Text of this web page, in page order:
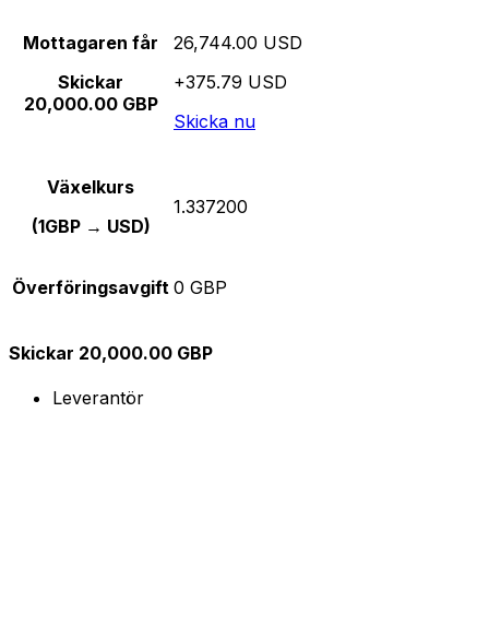
Mottagaren får
Skickar
20,000.00 GBP
26,744.00 USD
+375.79 USD
Skicka nu
Växelkurs
(1GBP → USD)
1.337200
Överföringsavgift 0 GBP
Skickar 20,000.00 GBP
Leverantör